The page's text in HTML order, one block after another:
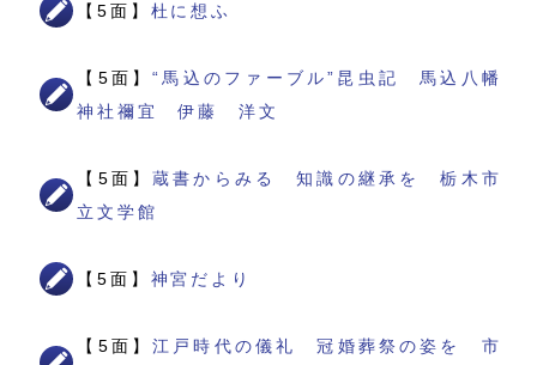
【5面】 杜に想ふ
【5面】“馬込のファーブル”昆虫記 馬込八幡
神社禰宜 伊藤 洋文
【5面】蔵書からみる 知識の継承を 栃木市
立文学館
【5面】 神宮だより
【5面】江戸時代の儀礼 冠婚葬祭の姿を 市